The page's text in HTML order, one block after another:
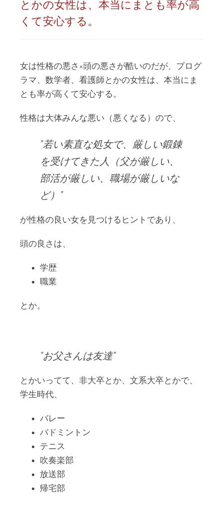
とかの女性は、本当にまとも率が高
くて安心する。
女は性格の悪さ×頭の悪さが酷いのだが、プログ
ラマ、数学者、看護師とかの女性は、本当にま
とも率が高くて安心する。
性格は大体みんな悪い（悪くなる）ので、
若い素直な処女で、厳しい鍛錬
を受けてきた人（父が厳しい、
部活が厳しい、職場が厳しいな
ど）
が性格の良い女を見つけるヒントであり、
頭の良さは、
学歴
職業
とか。
お父さんは友達
とかいってて、非大卒とか、文系大卒とかで、
学生時代、
バレー
バドミントン
テニス
吹奏楽部
放送部
帰宅部